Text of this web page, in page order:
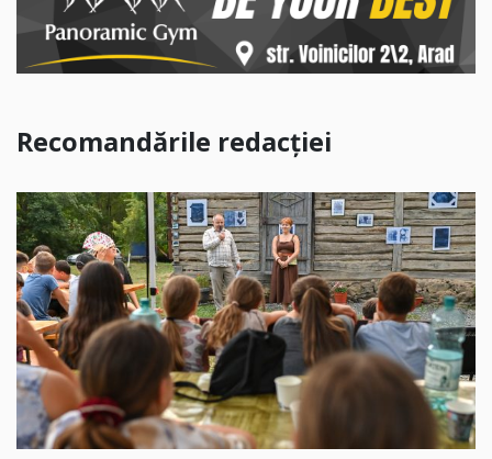
Recomandările redacției